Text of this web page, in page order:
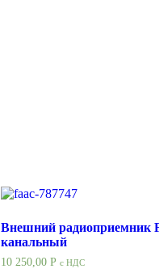
Внешний радиоприемник
канальный
10 250,00 Р с НДС